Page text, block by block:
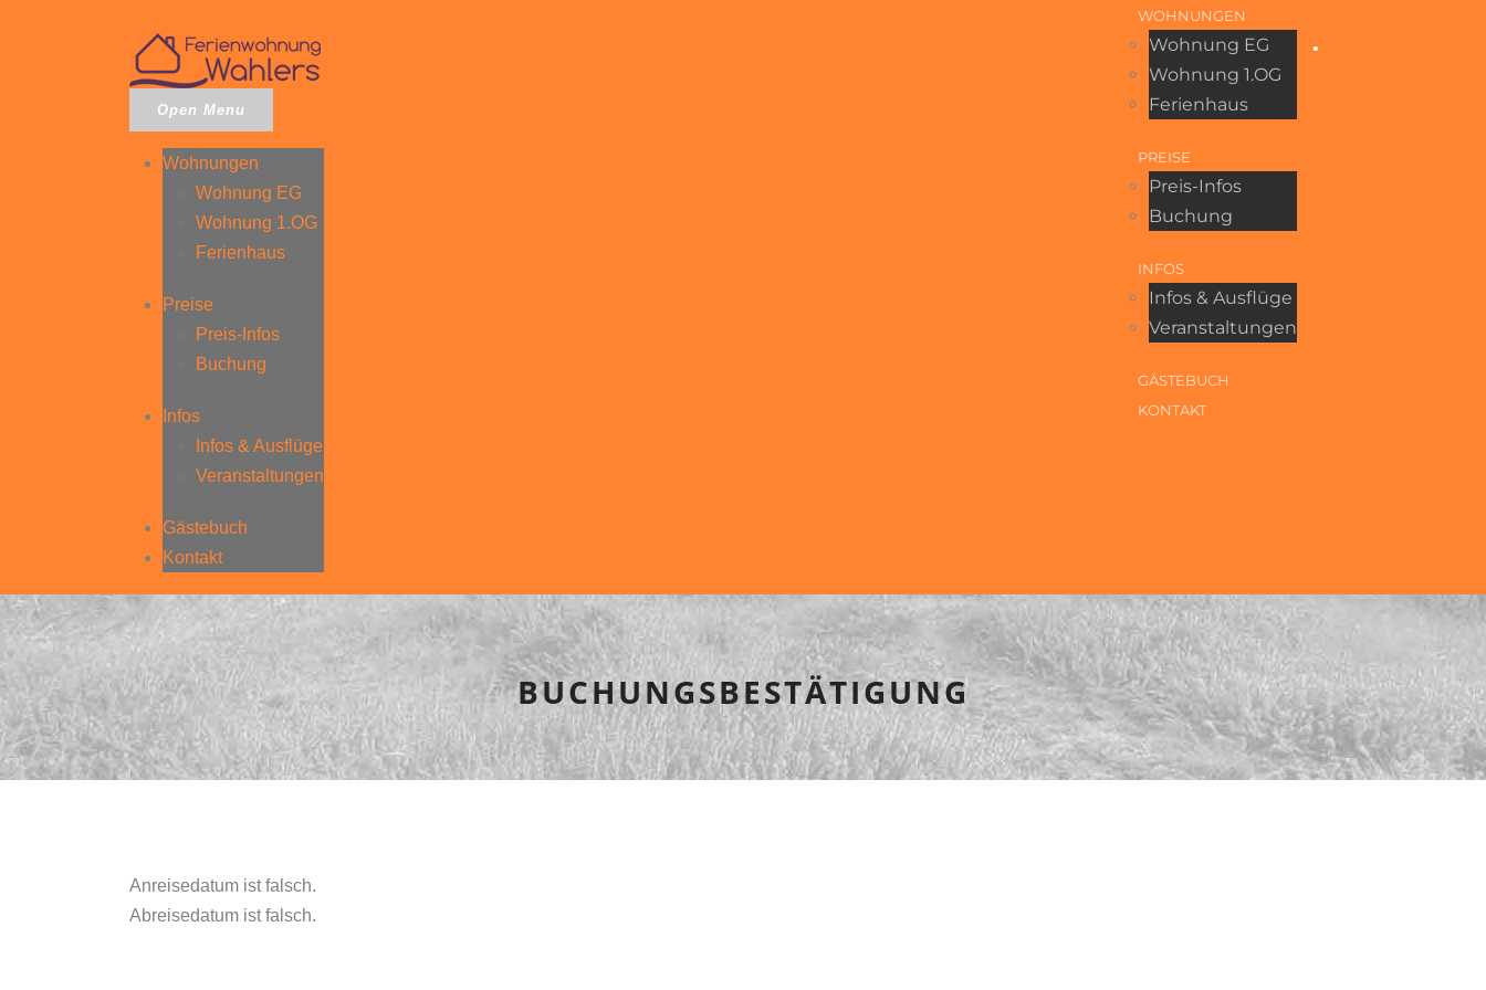
Open Menu
Wohnungen
Wohnung EG
Wohnung 1.OG
Ferienhaus
Preise
Preis-Infos
Buchung
Infos
Infos & Ausflüge
Veranstaltungen
Gästebuch
Kontakt
WOHNUNGEN
Wohnung EG
Wohnung 1.OG
Ferienhaus
PREISE
Preis-Infos
Buchung
INFOS
Infos & Ausflüge
Veranstaltungen
GÄSTEBUCH
KONTAKT
•
BUCHUNGSBESTÄTIGUNG
Anreisedatum ist falsch.
Abreisedatum ist falsch.